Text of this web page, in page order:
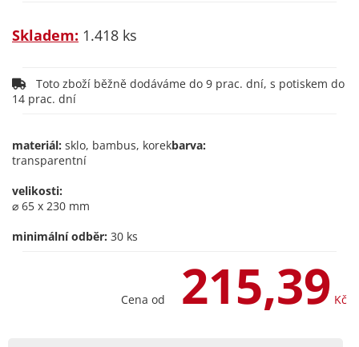
Skladem: 1.418 ks
Toto zboží běžně dodáváme do 9 prac. dní, s potiskem do
14 prac. dní
materiál: sklo, bambus, korekbarva:
transparentní
velikosti:
⌀ 65 x 230 mm
minimální odběr: 30 ks
Cena od 215,39 Kč